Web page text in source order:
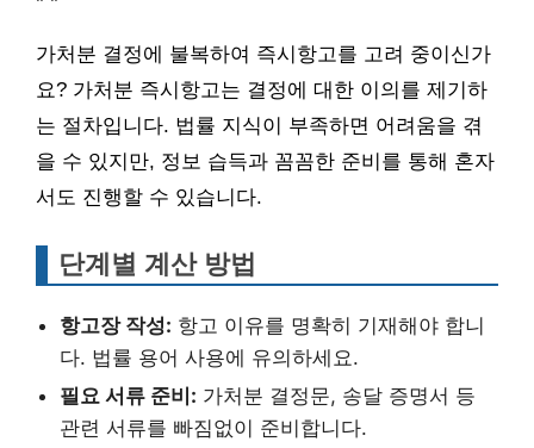
가처분 결정에 불복하여 즉시항고를 고려 중이신가
요? 가처분 즉시항고는 결정에 대한 이의를 제기하
는 절차입니다. 법률 지식이 부족하면 어려움을 겪
을 수 있지만, 정보 습득과 꼼꼼한 준비를 통해 혼자
서도 진행할 수 있습니다.
단계별 계산 방법
항고장 작성: 항고 이유를 명확히 기재해야 합니
다. 법률 용어 사용에 유의하세요.
필요 서류 준비: 가처분 결정문, 송달 증명서 등
관련 서류를 빠짐없이 준비합니다.